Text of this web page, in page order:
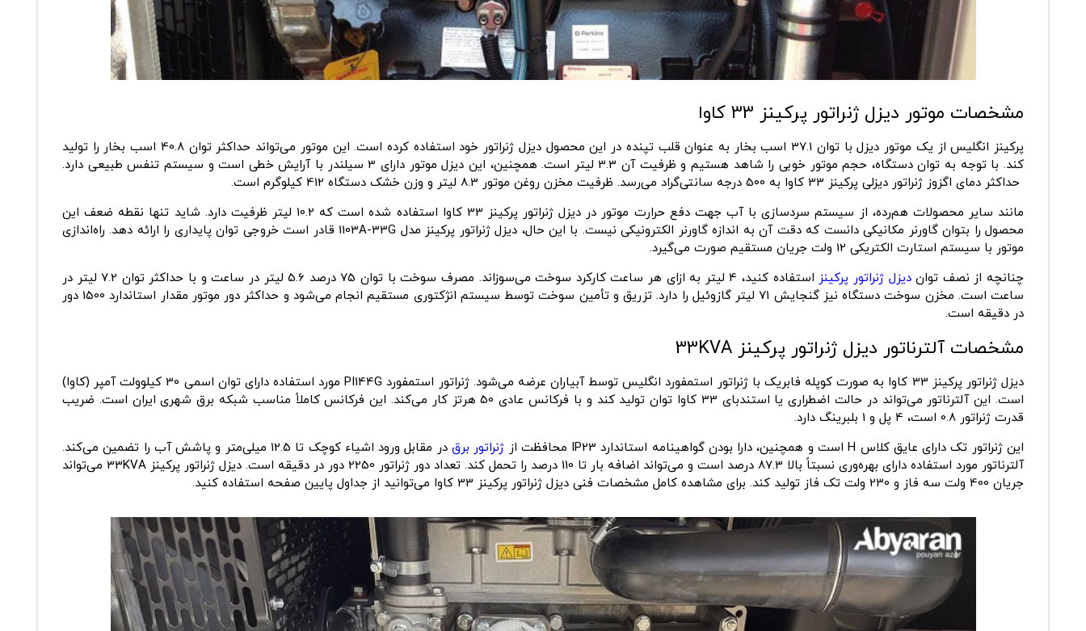
مشخصات موتور دیزل ژنراتور پرکینز 33 کاوا
پرکینز انگلیس
از یک موتور دیزل با توان 37.1 اسب بخار به عنوان قلب تپنده در این محصول دیزل ژنراتور خود استفاده کرده است. این موتور می‌تواند حداکثر توان 40.8 اسب بخار را تولید
کند. با توجه به توان دستگاه، حجم موتور خوبی را شاهد هستیم و ظرفیت آن 3.3 لیتر است. همچنین، این دیزل موتور دارای 3 سیلندر با آرایش خطی است و سیستم تنفس طبیعی دارد.
حداکثر دمای اگزوز ژنراتور دیزلی پرکینز 33 کاوا به 500 درجه سانتی‌گراد می‌رسد. ظرفیت مخزن روغن موتور 8.3 لیتر و وزن خشک دستگاه 412 کیلوگرم است.
مانند سایر محصولات هم‌رده، از سیستم سردسازی با آب جهت دفع حرارت موتور در دیزل ژنراتور پرکینز 33 کاوا استفاده شده است که 10.2 لیتر ظرفیت دارد. شاید تنها نقطه ضعف این
محصول را بتوان گاورنر مکانیکی دانست که دقت آن به اندازه گاورنر الکترونیکی نیست. با این حال، دیزل ژنراتور پرکینز مدل 1103A-33G
قادر است خروجی توان پایداری را ارائه دهد. راه‌اندازی
موتور با سیستم استارت الکتریکی 12 ولت جریان مستقیم صورت می‌گیرد.
چنانچه از نصف تواندیزل ژنراتور پرکینز
استفاده کنید، 4 لیتر به ازای هر ساعت کارکرد سوخت می‌سوزاند. مصرف سوخت با توان 75 درصد 5.6 لیتر در ساعت و با حداکثر توان 7.2 لیتر در
ساعت است. مخزن سوخت دستگاه نیز گنجایش 71 لیتر گازوئیل را دارد. تزریق و تأمین سوخت توسط سیستم انژکتوری مستقیم انجام می‌شود و حداکثر دور موتور مقدار استاندارد 1500 دور
در دقیقه است.
مشخصات آلترناتور دیزل ژنراتور پرکینز 33KVA
دیزل ژنراتور پرکینز 33 کاوا به صورت کوپله فابریک با ژنراتور استمفورد انگلیس توسط آبیاران عرضه می‌شود. ژنراتور استمفورد PI144G مورد استفاده دارای توان اسمی 30 کیلوولت آمپر (کاوا)
است. این آلترناتور می‌تواند در حالت اضطراری یا استندبای 33 کاوا توان تولید کند و با فرکانس عادی 50 هرتز کار می‌کند. این فرکانس کاملاً مناسب شبکه برق شهری ایران است. ضریب
قدرت ژنراتور 0.8 است، 4 پل و 1 بلبرینگ دارد.
این ژنراتور تک دارای عایق کلاس H است و همچنین، دارا بودن گواهینامه استاندارد IP23 محافظت از
ژنراتور برق
در مقابل ورود اشیاء کوچک تا 12.5 میلی‌متر و پاشش آب را تضمین می‌کند.
آلترناتور مورد استفاده دارای بهره‌وری نسبتاً بالا 87.3 درصد است و می‌تواند اضافه بار تا 110 درصد را تحمل کند. تعداد دور ژنراتور 2250 دور در دقیقه است. دیزل ژنراتور پرکینز 33KVA می‌تواند
جریان 400 ولت سه فاز و 230 ولت تک فاز تولید کند. برای مشاهده کامل
مشخصات فنی دیزل ژنراتور پرکینز 33 کاوا می‌توانید از جداول پایین صفحه استفاده کنید.